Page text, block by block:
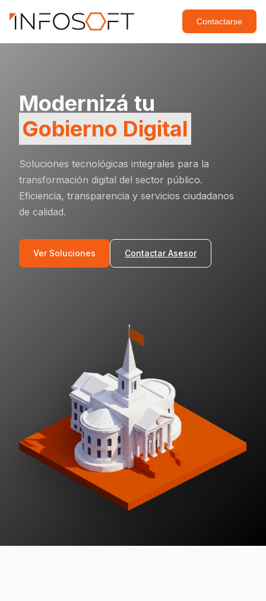
Contactarse
Modernizá tu
Gobierno Digital
Soluciones tecnológicas integrales para la
transformación digital del sector público.
Eficiencia, transparencia y servicios ciudadanos
de calidad.
Ver Soluciones Contactar Asesor